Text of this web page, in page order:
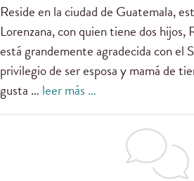
Reside en la ciudad de Guatemala,
Lorenzana, con quien tiene dos
está grandemente agradecida con el
privilegio de ser esposa y mamá de
gusta … leer más …